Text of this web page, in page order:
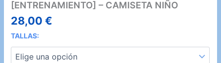
[ENTRENAMIENTO] – CAMISETA NIÑO
28,00€
TALLAS: